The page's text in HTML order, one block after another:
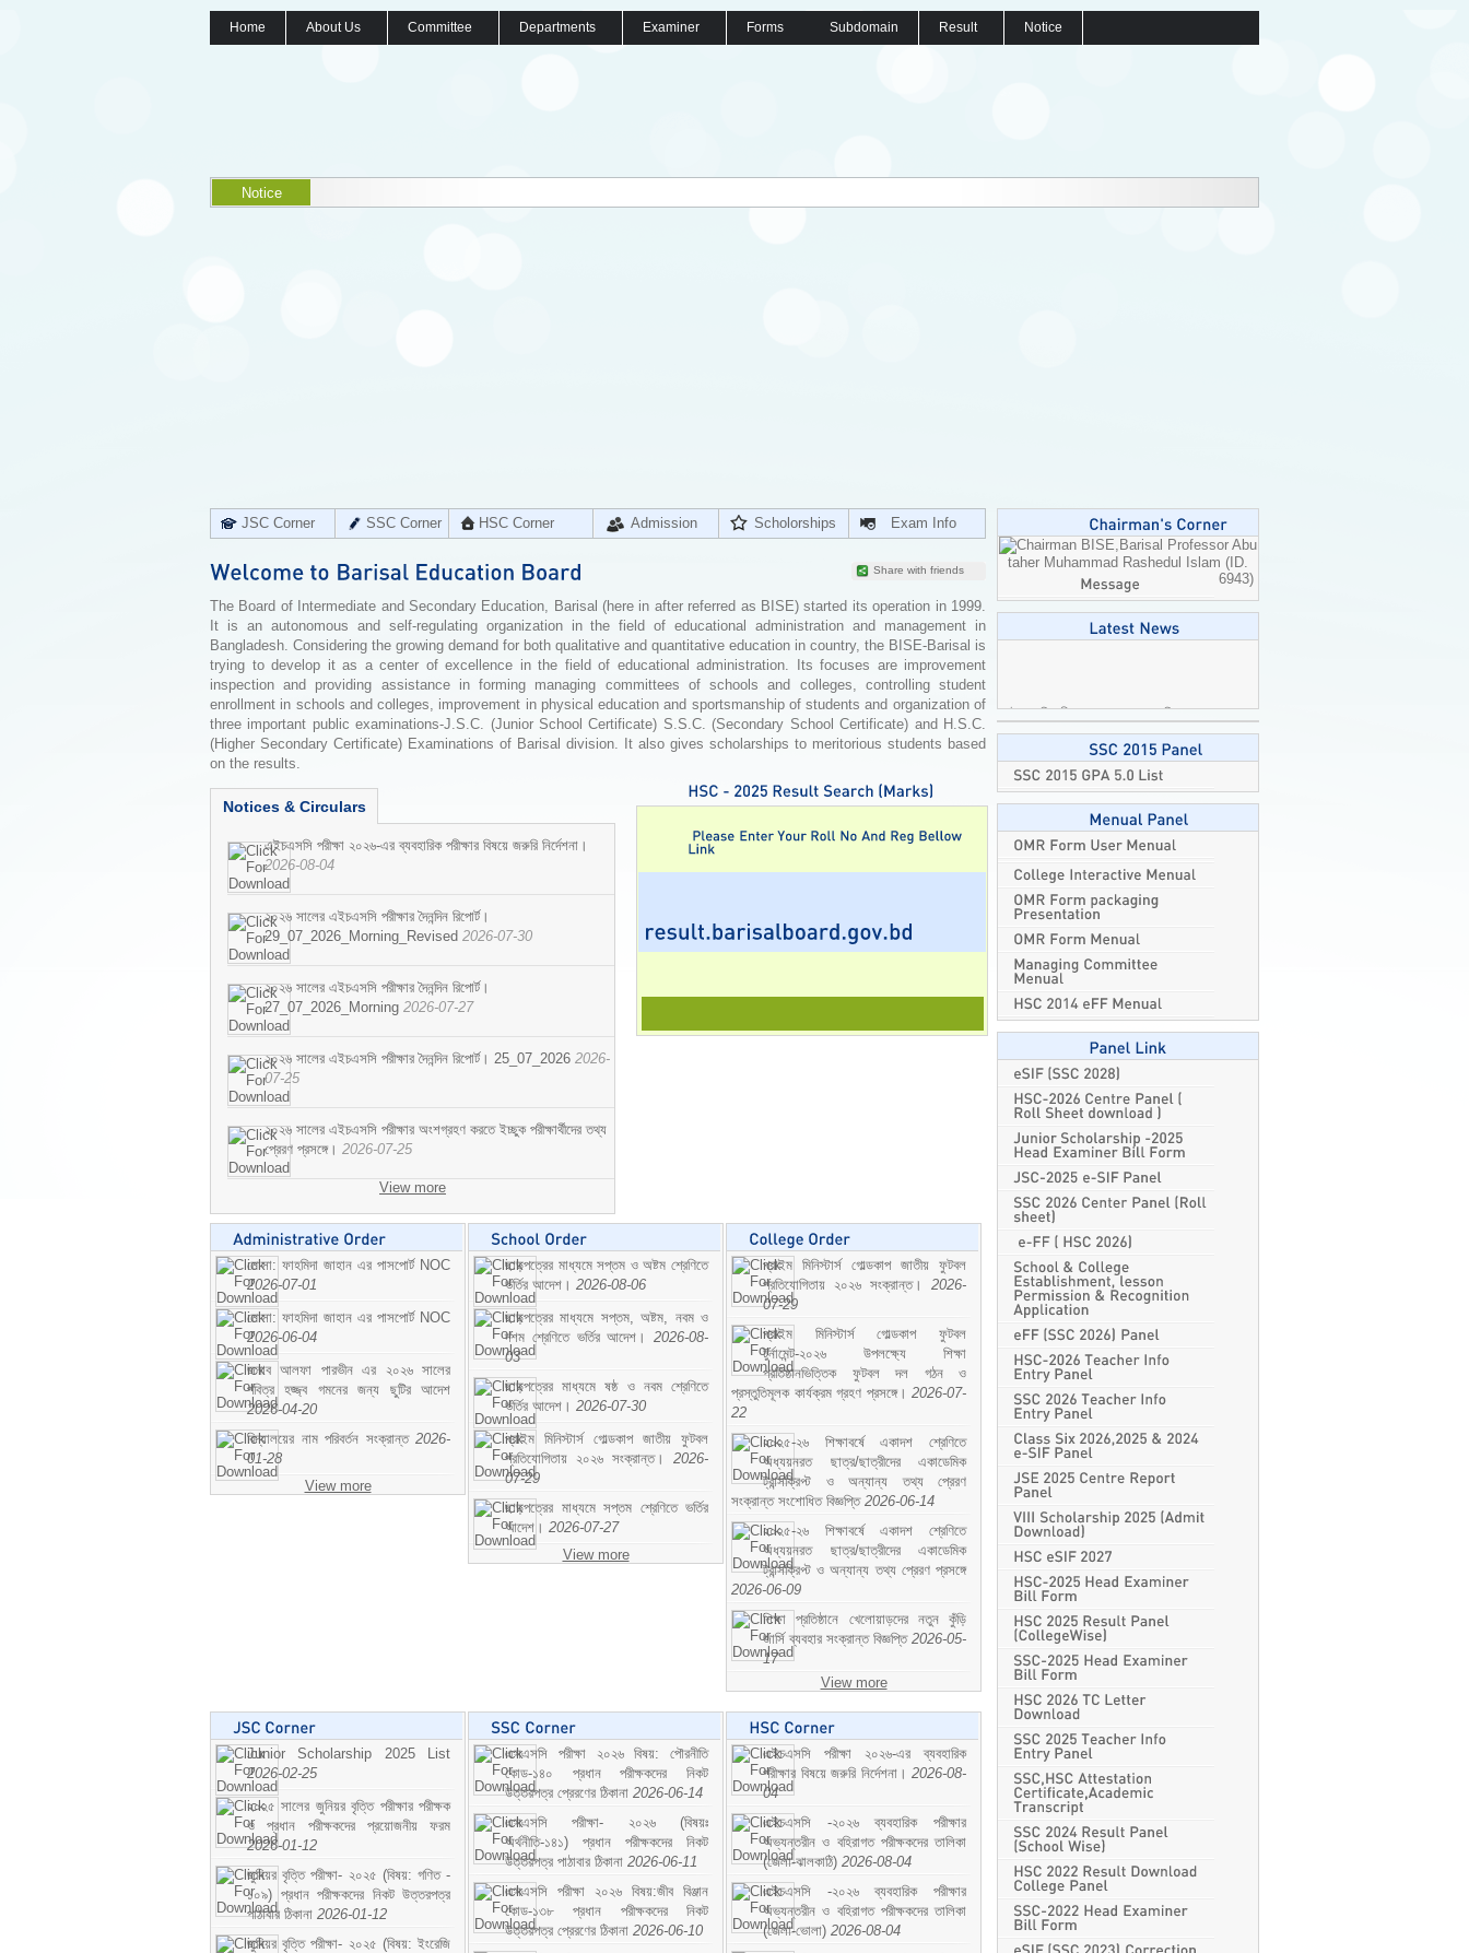
Home About Us Committee Departments Examiner Forms Subdomain Result Notice
Notice
JSC Corner SSC Corner HSC Corner Admission Scholorships Exam Info
Share with friends
The Board of Intermediate and Secondary Education, Barisal (here in after referred as BISE) started its operation in 1999.
It is an autonomous and self-regulating organization in the field of educational administration and management in
Bangladesh. Considering the growing demand for both qualitative and quantitative education in country, the BISE-Barisal is
trying to develop it as a center of excellence in the field of educational administration. Its focuses are improvement
inspection and providing assistance in forming managing committees of schools and colleges, controlling student
enrollment in schools and colleges, improvement in physical education and sportsmanship of students and organization of
three important public examinations-J.S.C. (Junior School Certificate) S.S.C. (Secondary School Certificate) and H.S.C.
(Higher Secondary Certificate) Examinations of Barisal division. It also gives scholarships to meritorious students based
on the results.
Notices & Circulars
এইচএসসি পরীক্ষা ২০২৬-এর ব্যবহারিক পরীক্ষার বিষয়ে জরুরি নির্দেশনা।
2026-08-04
২০২৬ সালের এইচএসসি পরীক্ষার দৈনন্দিন রিপোর্ট।
29_07_2026_Morning_Revised 2026-07-30
২০২৬ সালের এইচএসসি পরীক্ষার দৈনন্দিন রিপোর্ট।
27_07_2026_Morning 2026-07-27
২০২৬ সালের এইচএসসি পরীক্ষার দৈনন্দিন রিপোর্ট। 25_07_2026 2026-
07-25
২০২৬ সালের এইচএসসি পরীক্ষার অংশগ্রহণ করতে ইচ্ছুক পরীক্ষার্থীদের তথ্য
প্রেরণ প্রসঙ্গে। 2026-07-25
View more
মোসা: ফাহমিদা জাহান এর পাসপোর্ট NOC
2026-07-01
মোসা: ফাহমিদা জাহান এর পাসপোর্ট NOC
2026-06-04
জনাব আলফা পারভীন এর ২০২৬ সালের
পবিত্র হজ্জ্ব গমনের জন্য ছুটির আদেশ
2026-04-20
বিদ্যালয়ের নাম পরিবর্তন সংক্রান্ত 2026-
01-28
View more
ছাড়পত্রের মাধ্যমে সপ্তম ও অষ্টম শ্রেণিতে
ভর্তির আদেশ। 2026-08-06
ছাড়পত্রের মাধ্যমে সপ্তম, অষ্টম, নবম ও
দশম শ্রেণিতে ভর্তির আদেশ। 2026-08-
03
ছাড়পত্রের মাধ্যমে ষষ্ঠ ও নবম শ্রেণিতে
ভর্তির আদেশ। 2026-07-30
প্রাইম মিনিস্টার্স গোল্ডকাপ জাতীয় ফুটবল
প্রতিযোগিতায় ২০২৬ সংক্রান্ত। 2026-
07-29
ছাড়পত্রের মাধ্যমে সপ্তম শ্রেণিতে ভর্তির
আদেশ। 2026-07-27
View more
প্রাইম মিনিস্টার্স গোল্ডকাপ জাতীয় ফুটবল
প্রতিযোগিতায় ২০২৬ সংক্রান্ত। 2026-
07-29
প্রাইম মিনিস্টার্স গোল্ডকাপ ফুটবল
টুর্নামেন্ট-২০২৬ উপলক্ষ্যে শিক্ষা
প্রতিষ্ঠানভিত্তিক ফুটবল দল গঠন ও
প্রস্তুতিমূলক কার্যক্রম গ্রহণ প্রসঙ্গে। 2026-07-
22
২০২৫-২৬ শিক্ষাবর্ষে একাদশ শ্রেণিতে
অধ্যয়নরত ছাত্র/ছাত্রীদের একাডেমিক
ট্রান্সক্রিপ্ট ও অন্যান্য তথ্য প্রেরণ
সংক্রান্ত সংশোধিত বিজ্ঞপ্তি 2026-06-14
২০২৫-২৬ শিক্ষাবর্ষে একাদশ শ্রেণিতে
অধ্যয়নরত ছাত্র/ছাত্রীদের একাডেমিক
ট্রান্সক্রিপ্ট ও অন্যান্য তথ্য প্রেরণ প্রসঙ্গে
2026-06-09
শিক্ষা প্রতিষ্ঠানে খেলোয়াড়দের নতুন কুঁড়ি
জার্সি ব্যবহার সংক্রান্ত বিজ্ঞপ্তি 2026-05-
17
View more
Junior Scholarship 2025 List
2026-02-25
২০২৫ সালের জুনিয়র বৃত্তি পরীক্ষার পরীক্ষক
ও প্রধান পরীক্ষকদের প্রয়োজনীয় ফরম
2026-01-12
জুনিয়র বৃত্তি পরীক্ষা- ২০২৫ (বিষয়: গণিত -
১০৯) প্রধান পরীক্ষকদের নিকট উত্তরপত্র
পাঠাবার ঠিকানা 2026-01-12
জুনিয়র বৃত্তি পরীক্ষা- ২০২৫ (বিষয়: ইংরেজি
এসএসসি পরীক্ষা ২০২৬ বিষয়: পৌরনীতি
কোড-১৪০ প্রধান পরীক্ষকদের নিকট
উত্তরপত্র প্রেরণের ঠিকানা 2026-06-14
এসএসসি পরীক্ষা- ২০২৬ (বিষয়ঃ
অর্থনীতি-১৪১) প্রধান পরীক্ষকদের নিকট
উত্তরপত্র পাঠাবার ঠিকানা 2026-06-11
এসএসসি পরীক্ষা ২০২৬ বিষয়:জীব বিঞ্জান
কোড-১৩৮ প্রধান পরীক্ষকদের নিকট
উত্তরপত্র প্রেরণের ঠিকানা 2026-06-10
এইচএসসি পরীক্ষা ২০২৬-এর ব্যবহারিক
পরীক্ষার বিষয়ে জরুরি নির্দেশনা। 2026-08-
04
এইচএসসি -২০২৬ ব্যবহারিক পরীক্ষার
অভ্যন্তরীন ও বহিরাগত পরীক্ষকদের তালিকা
(জেলা-ঝালকাঠি) 2026-08-04
এইচএসসি -২০২৬ ব্যবহারিক পরীক্ষার
অভ্যন্তরীন ও বহিরাগত পরীক্ষকদের তালিকা
(জেলা-ভোলা) 2026-08-04
Professor Abu
taher Muhammad Rashedul Islam (ID.
6943)
পরীক্ষার বিষয়ে জরুরি নির্দেশনা।2026-08-
04